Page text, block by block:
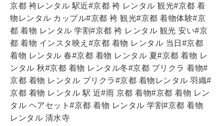
京都 袴レンタル 駅近#京都 袴 レンタル 観光#京都 着
物レンタル カップル#京都 袴 観光#京都 着物体験#京
都 着物 レンタル 学割#京都 袴 レンタル 観光 安い#京
都 着物 インスタ映え#京都 着物 レンタル 当日#京都
着物 レンタル 春#京都 着物 レンタル 夏#京都 着物 レ
ンタル 秋#京都 着物 レンタル冬#京都 プリクラ 着物#
京都 着物 レンタル プリクラ#京都 着物レンタル 羽織#
京都 着物 レンタル 駅 近#雨 京都 着物#京都 着物 レン
タル ヘアセット#京都 着物 レンタル 学割#京都 着物
レンタル 清水寺